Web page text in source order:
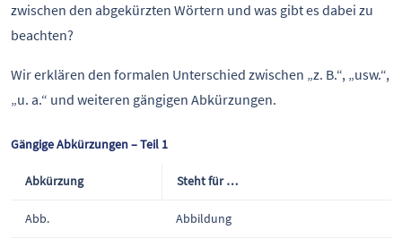
zwischen den abgekürzten Wörtern und was gibt es dabei zu
beachten?
Wir erklären den formalen Unterschied zwischen „z. B.“, „usw.“,
„u. a.“ und weiteren gängigen Abkürzungen.
Gängige Abkürzungen – Teil 1
Abkürzung Steht für …
Abb. Abbildung